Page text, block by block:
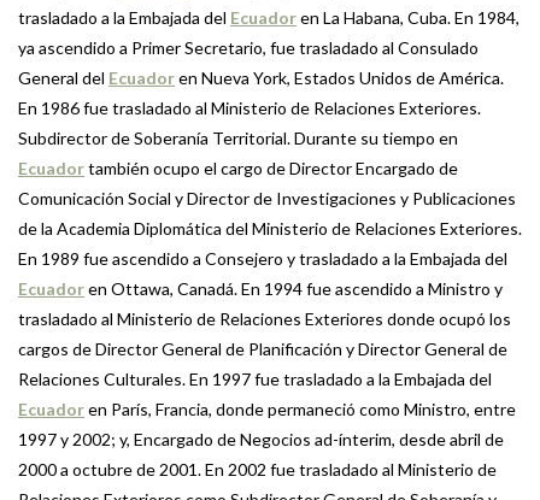
trasladado a la Embajada del Ecuadoren La Habana, Cuba. En 1984,
ya ascendido a Primer Secretario, fue trasladado al Consulado
General del Ecuadoren Nueva York, Estados Unidos de América.
En 1986 fue trasladado al Ministerio de Relaciones Exteriores.
Subdirector de Soberanía Territorial. Durante su tiempo en
Ecuadortambién ocupo el cargo de Director Encargado de
Comunicación Social y Director de Investigaciones y Publicaciones
de la Academia Diplomática del Ministerio de Relaciones Exteriores.
En 1989 fue ascendido a Consejero y trasladado a la Embajada del
Ecuadoren Ottawa, Canadá. En 1994 fue ascendido a Ministro y
trasladado al Ministerio de Relaciones Exteriores donde ocupó los
cargos de Director General de Planificación y Director General de
Relaciones Culturales. En 1997 fue trasladado a la Embajada del
Ecuadoren París, Francia, donde permaneció como Ministro, entre
1997 y 2002; y, Encargado de Negocios ad-ínterim, desde abril de
2000 a octubre de 2001. En 2002 fue trasladado al Ministerio de